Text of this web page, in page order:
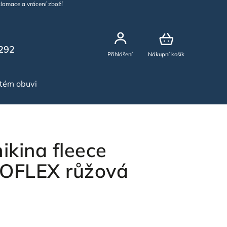
a vrácení zboží
Nákupní košík
Přihlášení
obuvi
fleece
růžová